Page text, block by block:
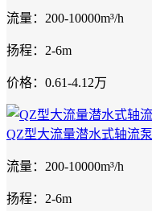
流量：200-10000m³/h
扬程：2-6m
价格：0.61-4.12万
QZ型大流量潜水式轴流泵
流量：200-10000m³/h
扬程：2-6m